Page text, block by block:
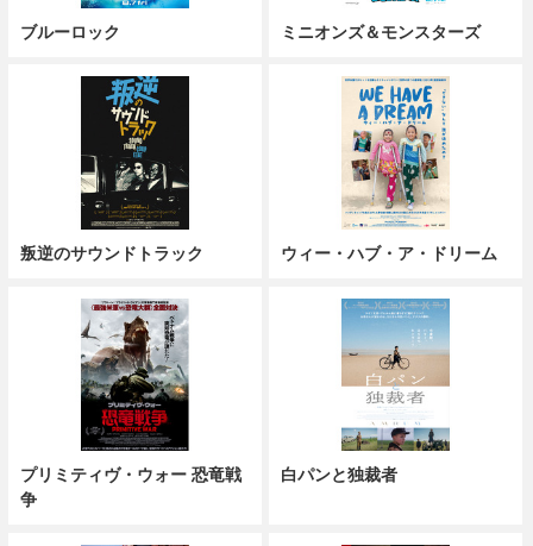
ブルーロック ミニオンズ＆モンスターズ
叛逆のサウンドトラック ウィー・ハブ・ア・ドリーム
プリミティヴ・ウォー 恐竜戦
争
白パンと独裁者